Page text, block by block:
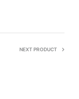
NEXT PRODUCT